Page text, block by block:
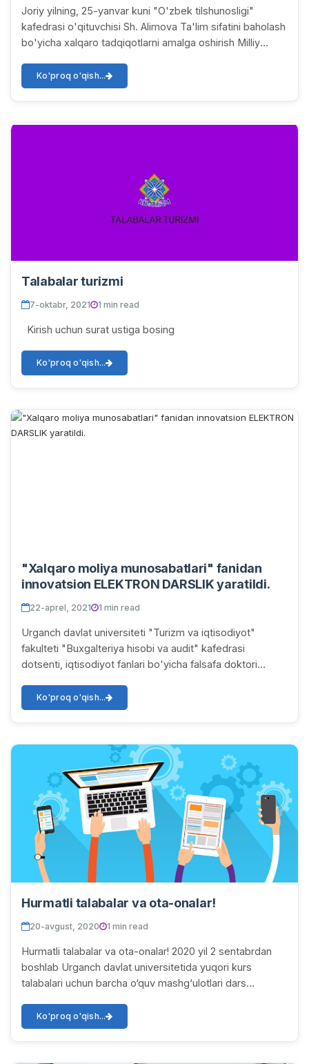
Joriy yilning, 25-yanvar kuni "O'zbek tilshunosligi"
kafedrasi o'qituvchisi Sh. Alimova Ta'lim sifatini baholash
bo'yicha xalqaro tadqiqotlarni amalga oshirish Milliy
Ko'proq o'qish...
Talabalar turizmi
7-oktabr, 2021 1 min read
Kirish uchun surat ustiga bosing
Ko'proq o'qish...
"Xalqaro moliya munosabatlari" fanidan
innovatsion ELEKTRON DARSLIK yaratildi.
22-aprel, 2021 1 min read
Urganch davlat universiteti "Turizm va iqtisodiyot"
fakulteti "Buxgalteriya hisobi va audit" kafedrasi
dotsenti, iqtisodiyot fanlari bo'yicha falsafa doktori
Ko'proq o'qish...
Hurmatli talabalar va ota-onalar!
20-avgust, 2020 1 min read
Hurmatli talabalar va ota-onalar! 2020 yil 2 sentabrdan
boshlab Urganch davlat universitetida yuqori kurs
talabalari uchun barcha o‘quv mashg‘ulotlari dars
Ko'proq o'qish...